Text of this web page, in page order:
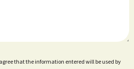
that the information entered will be used by